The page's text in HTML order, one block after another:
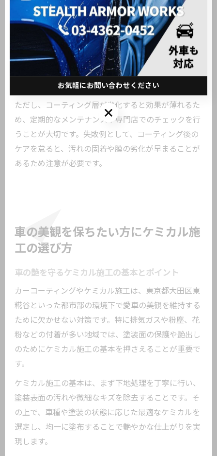
すいのが特徴です。
日常的な洗車で水だけでも汚れが落ちやすくなり、塗
装面へのダメージも軽減されます。実際に利用者から
も、「水洗いだけでほとんどの汚れが落ちる」「雨の
後も水アカが付きにくくなった」といった声が寄せら
れています。
ただし、コーティング層が劣化すると効果が薄れるた
め、定期的なメンテナンスや専門店でのチェックを行
うことが大切です。失敗例として、コーティング後の
ケアを怠ると、汚れの固着や膜の劣化が早まることが
あるため注意が必要です。
車の美観を保ちたい方にケミカル施
工の選び方
車の艶を守るケミカル施工の基本とポイント
カーコーティングやケミカル施工は、東京都大田区東
糀谷といった都市部の環境下で愛車の美観を維持する
ために欠かせない対策です。特に排気ガスや粉塵、花
粉などの付着が多い地域では、塗装面の保護や艶出し
のためにケミカル施工の基本を押さえることが重要で
す。
ケミカル施工の基本は、まず下地処理を丁寧に行い、
塗装表面の汚れや微細なキズを除去することです。そ
の上で、車種や塗装の状態に応じた最適なケミカルを
選定し、均一に塗布することで艶やかな仕上がりを実
現します。
お気軽にお問い合わせください
お気軽にお問い合わせください